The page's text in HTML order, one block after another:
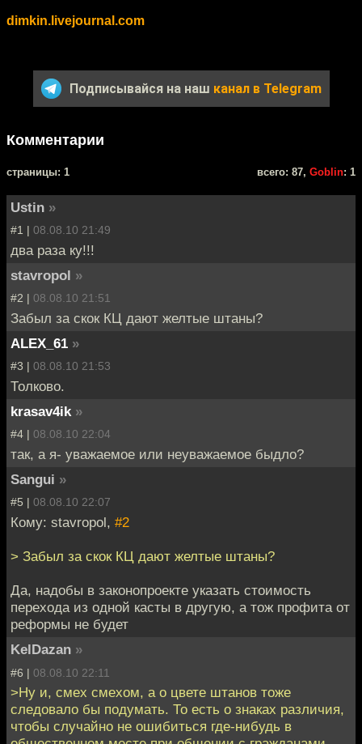
dimkin.livejournal.com
Подписывайся на наш канал в Telegram
Комментарии
cтраницы: 1 всего: 87, Goblin: 1
Ustin »
#1 | 08.08.10 21:49
два раза ку!!!
stavropol »
#2 | 08.08.10 21:51
Забыл за скок КЦ дают желтые штаны?
ALEX_61 »
#3 | 08.08.10 21:53
Толково.
krasav4ik »
#4 | 08.08.10 22:04
так, а я- уважаемое или неуважаемое быдло?
Sangui »
#5 | 08.08.10 22:07
Кому: stavropol, #2
> Забыл за скок КЦ дают желтые штаны?
Да, надобы в законопроекте указать стоимость
перехода из одной касты в другую, а тож профита от
реформы не будет
KelDazan »
#6 | 08.08.10 22:11
>Ну и, смех смехом, а о цвете штанов тоже
следовало бы подумать. То есть о знаках различия,
чтобы случайно не ошибиться где-нибудь в